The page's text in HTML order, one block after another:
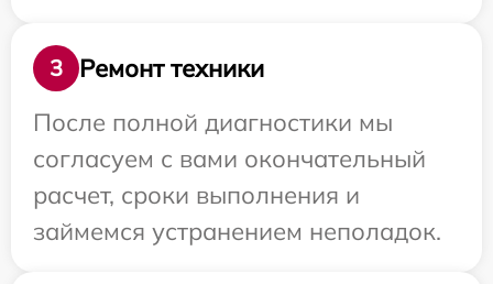
3
Ремонт техники
После полной диагностики мы
согласуем с вами окончательный
расчет, сроки выполнения и
займемся устранением неполадок.